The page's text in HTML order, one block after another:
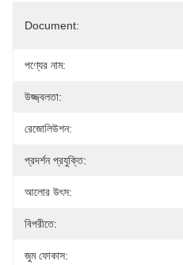
Document:
পণ্যের নাম:
উজ্জ্বলতা:
রেজোলিউশন:
প্রদর্শন প্রযুক্তি:
আলোর উৎস:
বিপরীতে:
জুম ফোকাস: